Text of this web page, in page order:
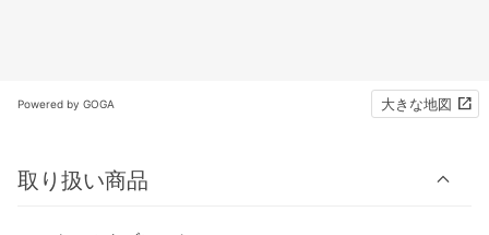
Powered by GOGA 大きな地図
取り扱い商品